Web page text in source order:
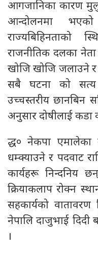
आगजानिका कारण
आन्दोलनमा
राज्यबिहिनताको
राजनीतिक दलका नेता
खोजि खोजि जलाउने
सबै घटना को सत्य
उच्चस्तरीय छानबिन
अनुसार दोषीलाई कडा
द्ध० नेकपा एमालेका
धम्क्याउने र पदवाट
कार्यहरू निन्दनिय
क्रियाकलाप रोक्न
सहकार्यको
नेपालि दाजुभाई दिदी
।